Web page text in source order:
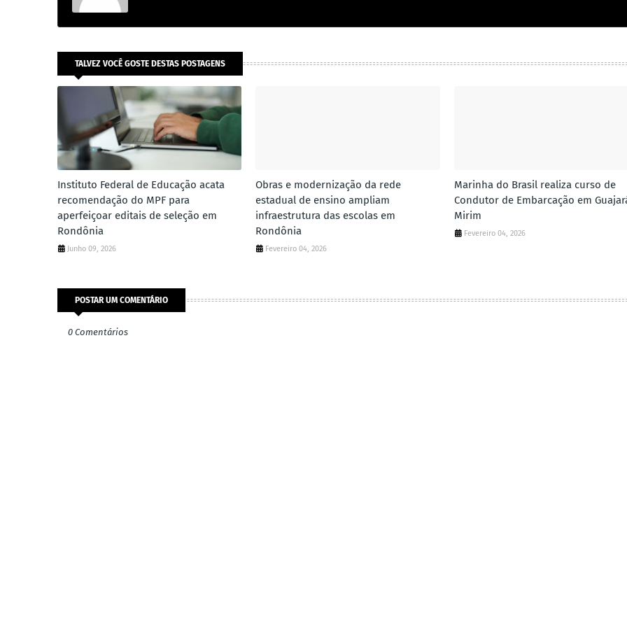
TALVEZ VOCÊ GOSTE DESTAS POSTAGENS
Instituto Federal de Educação acata
recomendação do MPF para
aperfeiçoar editais de seleção em
Rondônia
Junho 09, 2026
Obras e modernização da rede
estadual de ensino ampliam
infraestrutura das escolas em
Rondônia
Fevereiro 04, 2026
Marinha do Brasil realiza curso de
Condutor de Embarcação em
Mirim
Fevereiro 04, 2026
POSTAR UM COMENTÁRIO
0 Comentários